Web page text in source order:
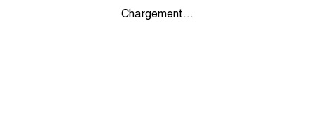
Chargement...